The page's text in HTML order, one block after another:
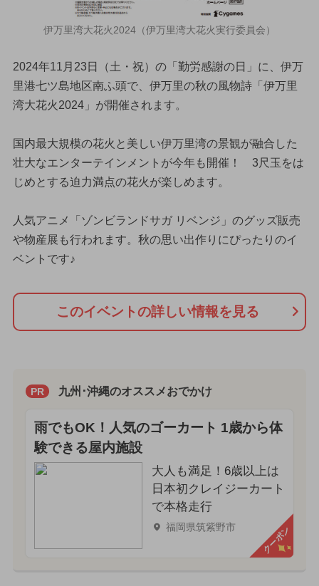
伊万里湾大花火2024（伊万里湾大花火実行委員会）
2024年11月23日（土・祝）の「勤労感謝の日」に、伊万
里港七ツ島地区南ふ頭で、伊万里の秋の風物詩「伊万里
湾大花火2024」が開催されます。
国内最大規模の花火と美しい伊万里湾の景観が融合した
壮大なエンターテインメントが今年も開催！ 3尺玉をは
じめとする迫力満点の花火が楽しめます。
人気アニメ「ゾンビランドサガ リベンジ」のグッズ販売
や物産展も行われます。秋の思い出作りにぴったりのイ
ベントです♪
このイベントの詳しい情報を見る
PR 九州･沖縄のオススメおでかけ
雨でもOK！人気のゴーカート 1歳から体
験できる屋内施設
大人も満足！6歳以上は
日本初クレイジーカート
で本格走行
福岡県筑紫野市 クーポン